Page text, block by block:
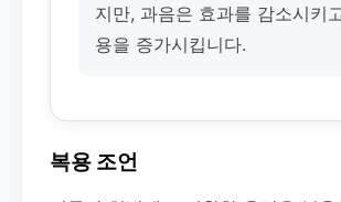
지만, 과음은 효과를 감소시키
용을 증가시킵니다.
복용 조언